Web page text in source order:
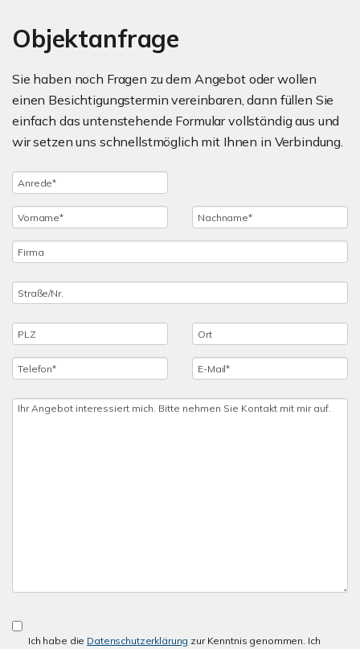
Objektanfrage
Sie haben noch Fragen zu dem Angebot oder wollen
einen Besichtigungstermin vereinbaren, dann füllen Sie
einfach das untenstehende Formular vollständig aus und
wir setzen uns schnellstmöglich mit Ihnen in Verbindung.
Ich habe die Datenschutzerklärung zur Kenntnis genommen. Ich